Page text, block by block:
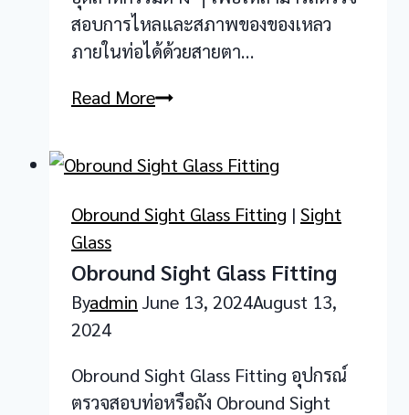
สอบการไหลและสภาพของของเหลว
ภายในท่อได้ด้วยสายตา…
Read MoreFour-
glass
Obround Sight Glass Fitting | Sight
Glass
Obround Sight Glass Fitting
Byadmin June 13, 2024August 13,
2024
Obround Sight Glass Fitting อุปกรณ์
ตรวจสอบท่อหรือถัง Obround Sight